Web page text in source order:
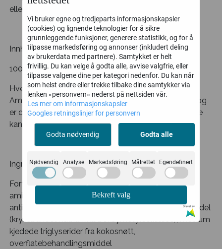
eller andre mineraler som du trenger.
Innhold:
100 tabletter.
Hver tablett AminoJern inneholder 21 mg jern.
AminoJern inneholder ingen animalske ingredienser og
er derfor velegnet også for vegetarianere. Tablettene
kan tas til måltider uten at opptaket reduseres.
Ingredienser:
Fortykningsmiddel (cellulose), Ferrochel =
aminosyrechelatert jern (Ferrous bisglycinate),
antiklumpemiddel (d-kalsiumfosfat), fortykningsmiddel
(kryssbundet natriumkarboksymetylcellulose), medium
kjedede triglyserider fra kokosnøtt,
overflatebehandlingsmiddel
Vi bruker egne og tredjeparts informasjonskapsler
(cookies) og lignende teknologier for å sikre
grunnleggende funksjoner, generere statistikk, og for å
tilpasse markedsføring og annonser (inkludert deling
av brukerdata med partnere). Samtykket er helt
frivillig. Du kan velge å godta alle, avvise valgfrie, eller
tilpasse valgene dine per kategori nedenfor. Du kan når
som helst endre eller trekke tilbake dine samtykker via
lenken «personvern» nederst på nettsiden vår.
Les mer om informasjonskapsler
Googles retningslinjer for personvern
Godta nødvendig Godta alle
Nødvendig Analyse Markedsføring Målrettet Egendefinert
Bekreft valg
Drevet av